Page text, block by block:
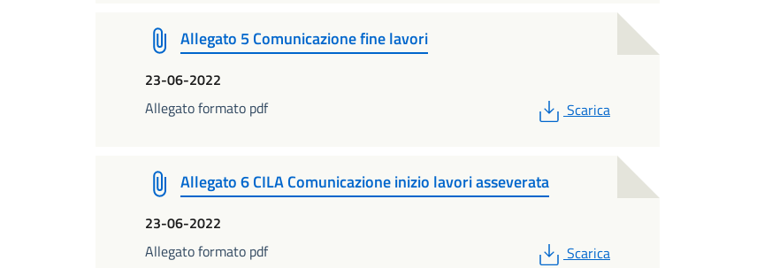
Allegato 5 Comunicazione fine lavori
23-06-2022
Allegato formato pdf
PDF
Scarica
Allegato 6 CILA Comunicazione inizio lavori asseverata
23-06-2022
Allegato formato pdf
PDF
Scarica